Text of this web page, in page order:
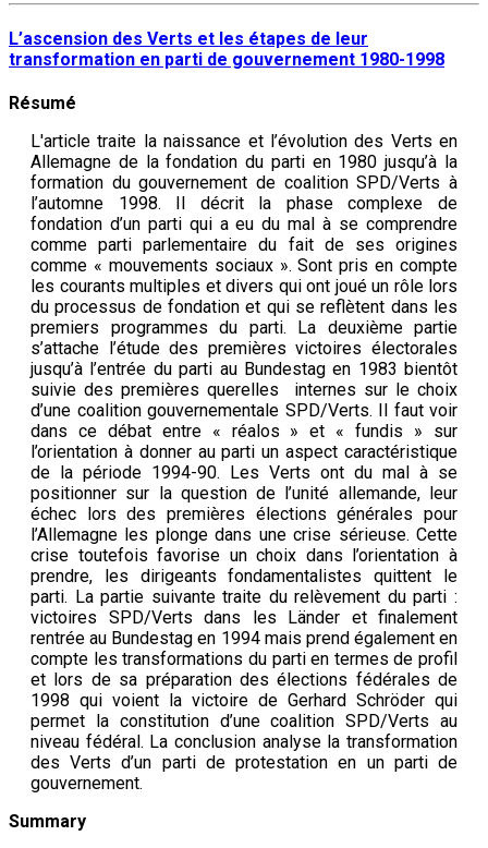
L’ascension des Verts et les étapes de leur
transformation en parti de gouvernement 1980-1998
Résumé
L'article traite la naissance et l’évolution des Verts en
Allemagne de la fondation du parti en 1980 jusqu’à la
formation du gouvernement de coalition SPD/Verts à
l’automne 1998. Il décrit la phase complexe de
fondation d’un parti qui a eu du mal à se comprendre
comme parti parlementaire du fait de ses origines
comme « mouvements sociaux ». Sont pris en compte
les courants multiples et divers qui ont joué un rôle lors
du processus de fondation et qui se reflètent dans les
premiers programmes du parti. La deuxième partie
s’attache l’étude des premières victoires électorales
jusqu’à l’entrée du parti au Bundestag en 1983 bientôt
suivie des premières querelles internes sur le choix
d’une coalition gouvernementale SPD/Verts. Il faut voir
dans ce débat entre « réalos » et « fundis » sur
l’orientation à donner au parti un aspect caractéristique
de la période 1994-90. Les Verts ont du mal à se
positionner sur la question de l’unité allemande, leur
échec lors des premières élections générales pour
l’Allemagne les plonge dans une crise sérieuse. Cette
crise toutefois favorise un choix dans l’orientation à
prendre, les dirigeants fondamentalistes quittent le
parti. La partie suivante traite du relèvement du parti :
victoires SPD/Verts dans les Länder et finalement
rentrée au Bundestag en 1994 mais prend également en
compte les transformations du parti en termes de profil
et lors de sa préparation des élections fédérales de
1998 qui voient la victoire de Gerhard Schröder qui
permet la constitution d’une coalition SPD/Verts au
niveau fédéral. La conclusion analyse la transformation
des Verts d’un parti de protestation en un parti de
gouvernement.
Summary